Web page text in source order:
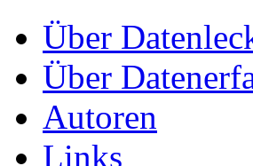
Über
Über
Autoren
Links